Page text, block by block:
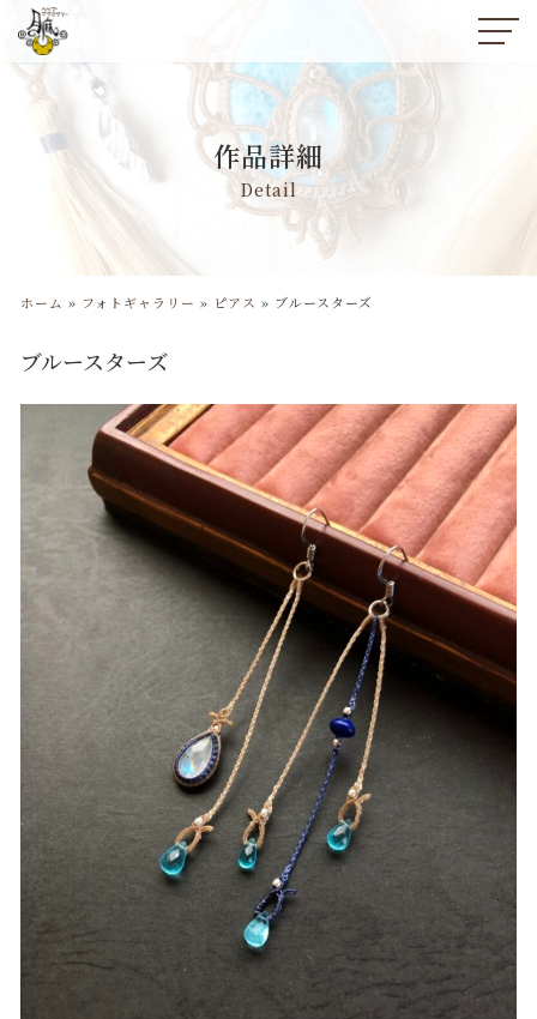
コ
ン
作品詳細
Detail
ホーム » フォトギャラリー » ピアス » ブルースターズ
ブルースターズ